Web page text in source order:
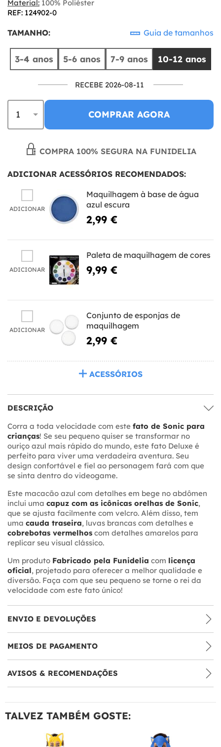
Material: 100% Poliéster
REF: 124902-0
TAMANHO: Guia de tamanhos
3-4 anos 5-6 anos 7-9 anos 10-12 anos
RECEBE 2026-08-11
COMPRAR AGORA
COMPRA 100% SEGURA NA FUNIDELIA
ADICIONAR ACESSÓRIOS RECOMENDADOS:
ADICIONAR
Maquilhagem à base de água
azul escura
2,99 €
ADICIONAR
Paleta de maquilhagem de cores
9,99 €
ADICIONAR
Conjunto de esponjas de
maquilhagem
2,99 €
ACESSÓRIOS
DESCRIÇÃO
Corra a toda velocidade com este fato de Sonic para
crianças! Se seu pequeno quiser se transformar no
ouriço azul mais rápido do mundo, este fato Deluxe é
perfeito para viver uma verdadeira aventura. Seu
design confortável e fiel ao personagem fará com que
se sinta dentro do videogame.
Este macacão azul com detalhes em bege no abdômen
inclui uma capuz com as icônicas orelhas de Sonic,
que se ajusta facilmente com velcro. Além disso, tem
uma cauda traseira, luvas brancas com detalhes e
cobrebotas vermelhos com detalhes amarelos para
replicar seu visual clássico.
Um produto Fabricado pela Funidelia com licença
oficial, projetado para oferecer a melhor qualidade e
diversão. Faça com que seu pequeno se torne o rei da
velocidade com este fato único!
ENVIO E DEVOLUÇÕES
MEIOS DE PAGAMENTO
AVISOS & RECOMENDAÇÕES
TALVEZ TAMBÉM GOSTE: